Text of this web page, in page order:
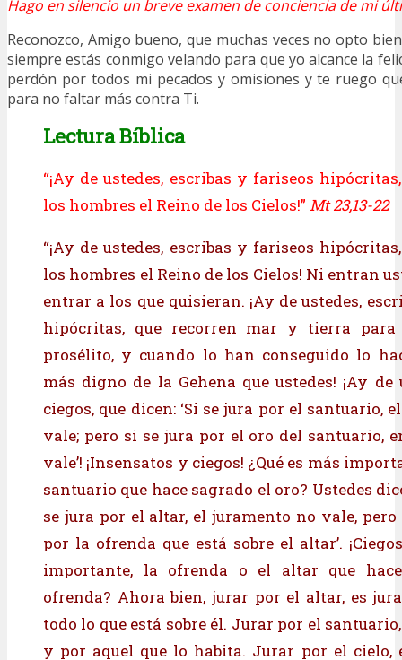
Hago en silencio un breve examen de conciencia de mi
Reconozco, Amigo bueno, que muchas veces no opto
siempre estás conmigo velando para que yo alcance la
perdón por todos mi pecados y omisiones y te ruego
para no faltar más contra Ti.
Lectura Bíblica
“¡Ay de ustedes, escribas y fariseos
los hombres el Reino de los Cielos!” Mt 23,13-22
“¡Ay de ustedes, escribas y fariseos
los hombres el Reino de los Cielos! Ni entran
entrar a los que quisieran. ¡Ay de ustedes,
hipócritas, que recorren mar y tierra para
prosélito, y cuando lo han conseguido lo
más digno de la Gehena que ustedes! ¡Ay de
ciegos, que dicen: ‘Si se jura por el santuario,
vale; pero si se jura por el oro del santuario,
vale’! ¡Insensatos y ciegos! ¿Qué es más
santuario que hace sagrado el oro? Ustedes
se jura por el altar, el juramento no vale,
por la ofrenda que está sobre el altar’.
importante, la ofrenda o el altar que
ofrenda? Ahora bien, jurar por el altar, es
todo lo que está sobre él. Jurar por el
y por aquel que lo habita. Jurar por el cielo,